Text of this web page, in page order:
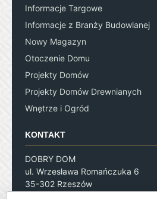
Informacje Targowe
Informacje z Branży Budowlanej
Nowy Magazyn
Otoczenie Domu
Projekty Domów
Projekty Domów Drewnianych
Wnętrze i Ogród
KONTAKT
DOBRY DOM
ul. Wrzesława Romańczuka 6
35-302 Rzeszów